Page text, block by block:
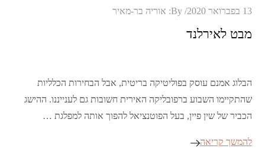
Posted
13 בפברואר 2020 By: אוריה בר-מאיר
מבט לאירלנד
הבלוג אמנם עוסק בפוליטיקה בריטית, אבל הבחירות הכלליות
שהתקיימו השבוע ברפובליקה האירית חשובות גם לענייננו. ההישג
הכביר של שין פיין, בעל הפוטנציאל להפוך אותה למפלגת …
להמשך קריאה